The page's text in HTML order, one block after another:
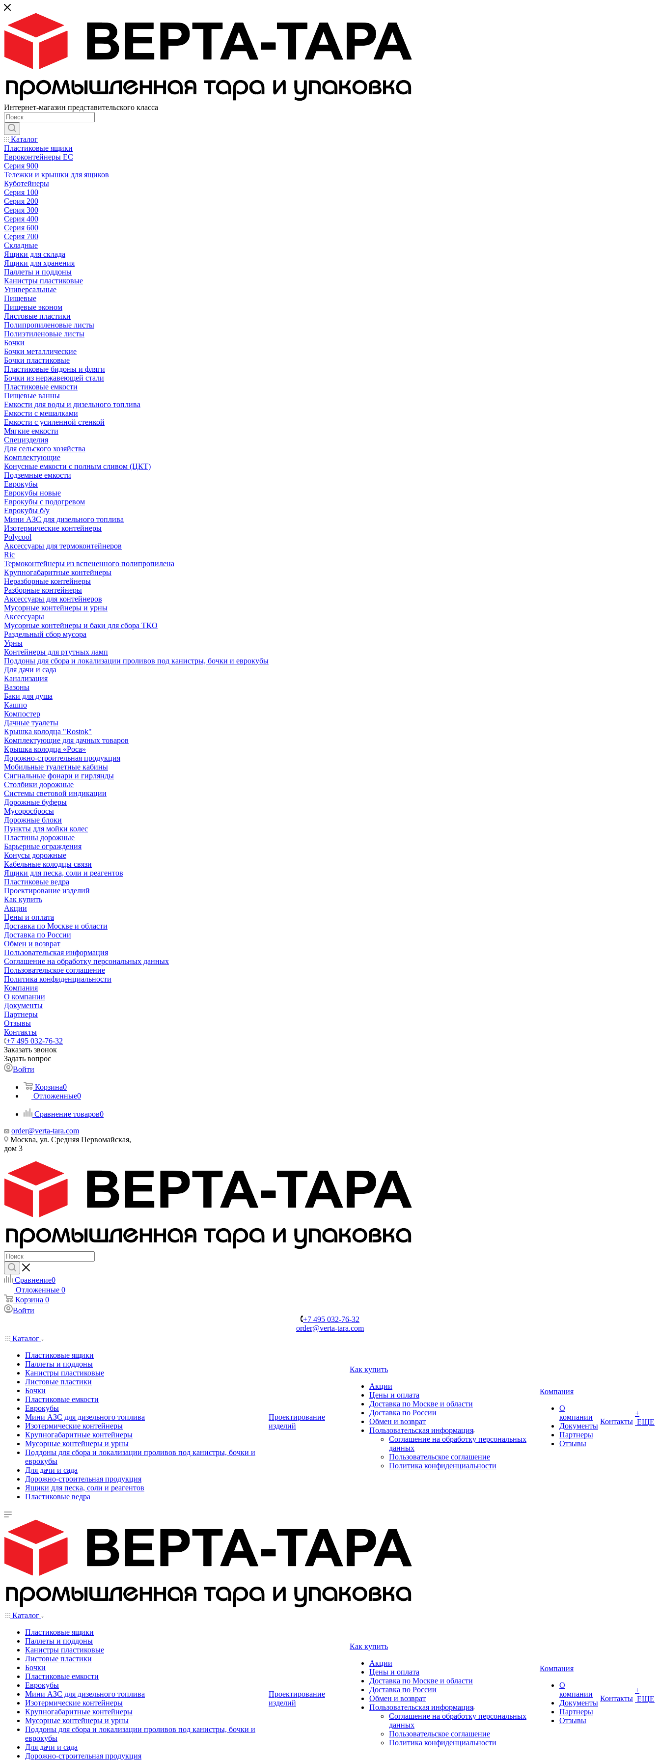
Интернет-магазин представительского класса
Каталог
Пластиковые ящики
Евроконтейнеры ЕС
Серия 900
Тележки и крышки для ящиков
Куботейнеры
Серия 100
Серия 200
Серия 300
Серия 400
Серия 600
Серия 700
Складные
Ящики для склада
Ящики для хранения
Паллеты и поддоны
Канистры пластиковые
Универсальные
Пищевые
Пищевые эконом
Листовые пластики
Полипропиленовые листы
Полиэтиленовые листы
Бочки
Бочки металлические
Бочки пластиковые
Пластиковые бидоны и фляги
Бочки из нержавеющей стали
Пластиковые емкости
Пищевые ванны
Емкости для воды и дизельного топлива
Емкости с мешалками
Емкости с усиленной стенкой
Мягкие емкости
Специзделия
Для сельского хозяйства
Комплектующие
Конусные емкости с полным сливом (ЦКТ)
Подземные емкости
Еврокубы
Еврокубы новые
Еврокубы с подогревом
Еврокубы б/у
Мини АЗС для дизельного топлива
Изотермические контейнеры
Polycool
Аксессуары для термоконтейнеров
Ric
Термоконтейнеры из вспененного полипропилена
Крупногабаритные контейнеры
Неразборные контейнеры
Разборные контейнеры
Аксессуары для контейнеров
Мусорные контейнеры и урны
Аксессуары
Мусорные контейнеры и баки для сбора ТКО
Раздельный сбор мусора
Урны
Контейнеры для ртутных ламп
Поддоны для сбора и локализации проливов под канистры, бочки и еврокубы
Для дачи и сада
Канализация
Вазоны
Баки для душа
Кашпо
Компостер
Дачные туалеты
Крышка колодца "Rostok"
Комплектующие для дачных товаров
Крышка колодца «Роса»
Дорожно-строительная продукция
Мобильные туалетные кабины
Сигнальные фонари и гирлянды
Столбики дорожные
Системы световой индикации
Дорожные буферы
Мусоросбросы
Дорожные блоки
Пункты для мойки колес
Пластины дорожные
Барьерные ограждения
Конусы дорожные
Кабельные колодцы связи
Ящики для песка, соли и реагентов
Пластиковые ведра
Проектирование изделий
Как купить
Акции
Цены и оплата
Доставка по Москве и области
Доставка по России
Обмен и возврат
Пользовательская информация
Соглашение на обработку персональных данных
Пользовательское соглашение
Политика конфиденциальности
Компания
О компании
Документы
Партнеры
Отзывы
Контакты
+7 495 032-76-32
Заказать звонок
Задать вопрос
Войти
Корзина0
Отложенные0
Сравнение товаров0
order@verta-tara.com
Москва, ул. Средняя Первомайская,
дом 3
Сравнение0
Отложенные 0
Корзина 0
Войти
+7 495 032-76-32
order@verta-tara.com
Каталог
Пластиковые ящики
Паллеты и поддоны
Канистры пластиковые
Листовые пластики
Бочки
Пластиковые емкости
Еврокубы
Мини АЗС для дизельного топлива
Изотермические контейнеры
Крупногабаритные контейнеры
Мусорные контейнеры и урны
Поддоны для сбора и локализации проливов под канистры, бочки и
еврокубы
Для дачи и сада
Дорожно-строительная продукция
Ящики для песка, соли и реагентов
Пластиковые ведра
Проектирование
изделий
Как купить
Акции
Цены и оплата
Доставка по Москве и области
Доставка по России
Обмен и возврат
Пользовательская информация
Соглашение на обработку персональных
данных
Пользовательское соглашение
Политика конфиденциальности
Компания
О
компании
Документы
Партнеры
Отзывы
Контакты
+
ЕЩЕ
Каталог
Пластиковые ящики
Паллеты и поддоны
Канистры пластиковые
Листовые пластики
Бочки
Пластиковые емкости
Еврокубы
Мини АЗС для дизельного топлива
Изотермические контейнеры
Крупногабаритные контейнеры
Мусорные контейнеры и урны
Поддоны для сбора и локализации проливов под канистры, бочки и
еврокубы
Для дачи и сада
Дорожно-строительная продукция
Проектирование
изделий
Как купить
Акции
Цены и оплата
Доставка по Москве и области
Доставка по России
Обмен и возврат
Пользовательская информация
Соглашение на обработку персональных
данных
Пользовательское соглашение
Политика конфиденциальности
Компания
О
компании
Документы
Партнеры
Отзывы
Контакты
+
ЕЩЕ